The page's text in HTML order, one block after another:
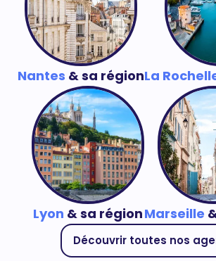
Nantes & sa régionLa
Lyon & sa régionMarseille
Découvrir toutes nos